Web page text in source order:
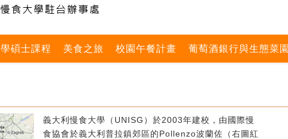
學碩士課程 美食之旅 校園午餐計畫 葡萄酒銀行與生態菜園
義大利慢食大學（UNISG）於2003年建校，由國際慢
食協會於義大利普拉鎮郊區的Pollenzo波蘭佐（右圖紅